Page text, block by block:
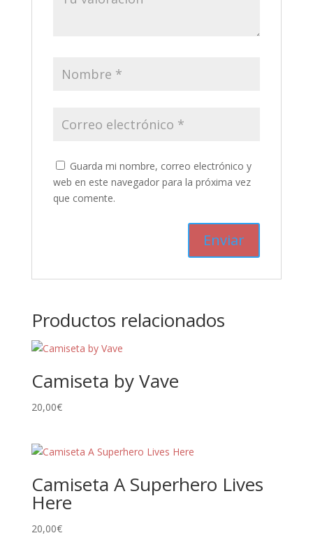
Guarda mi nombre, correo electrónico y
web en este navegador para la próxima vez
que comente.
Productos relacionados
Camiseta by Vave
20,00€
Camiseta A Superhero Lives
Here
20,00€